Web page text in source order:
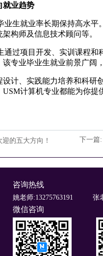
业趋势
就业率长期保持高水平
构师及信息技术顾问等。
项目开发、实训课程和
专业毕业生就业前景广阔
、实践能力培养和科研
计算机专业都能为你
的五大方向！ 下一篇
咨询热线
姚老师:13275763191 张
微信咨询